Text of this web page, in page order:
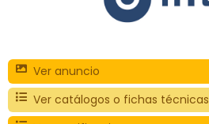
Ver anuncio
Ver catálogos o fichas técnicas